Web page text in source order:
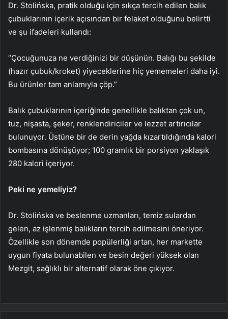
Dr. Stolińska, pratik olduğu için sıkça tercih edilen balık
çubuklarının içerik açısından bir felaket olduğunu belirtti
ve şu ifadeleri kullandı:
“Çocuğunuza ne verdiğinizi bir düşünün. Balığı bu şekilde
(hazır çubuk/kroket) yiyeceklerine hiç yememeleri daha iyi.
Bu ürünler tam anlamıyla çöp.”
Balık çubuklarının içeriğinde genellikle balıktan çok un,
tuz, nişasta, şeker, renklendiriciler ve lezzet artırıcılar
bulunuyor. Üstüne bir de derin yağda kızartıldığında kalori
bombasına dönüşüyor; 100 gramlık bir porsiyon yaklaşık
280 kalori içeriyor.
Peki ne yemeliyiz?
Dr. Stolińska ve beslenme uzmanları, temiz sulardan
gelen, az işlenmiş balıkların tercih edilmesini öneriyor.
Özellikle son dönemde popülerliği artan, her markette
uygun fiyata bulunabilen ve besin değeri yüksek olan
Mezgit, sağlıklı bir alternatif olarak öne çıkıyor.